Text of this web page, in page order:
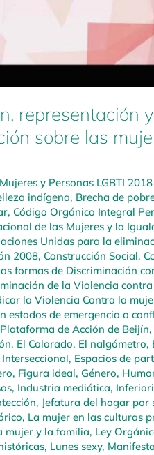
representación y
sobre las
y Personas LGBTI
indígena, Brecha de
, Código Orgánico Integral
de las Mujeres y la
Unidas para la
2008, Construcción Social,
formas de Discriminación
de la Violencia
la Violencia Contra la
estados de emergencia o
de Acción de Beijín,
, El Colorado, El nalgómetro,
, Espacios de
, Figura ideal, Género,
, Industria mediática,
, Jefatura del hogar por
, La mujer en las culturas
mujer y la familia, Ley
, Lunes sexy,